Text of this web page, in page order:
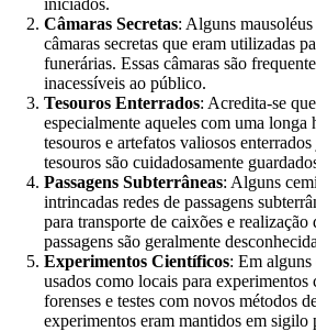
Câmaras Secretas: Alguns
câmaras secretas que eram utilizadas
funerárias. Essas câmaras são
inacessíveis ao público.
Tesouros Enterrados: Acredita-se
especialmente aqueles com uma longa
tesouros e artefatos valiosos
tesouros são cuidadosamente
Passagens Subterrâneas: Alguns
intrincadas redes de passagens
para transporte de caixões e realização
passagens são geralmente
Experimentos Científicos: Em alguns
usados como locais para
forenses e testes com novos métodos
experimentos eram mantidos em sigilo